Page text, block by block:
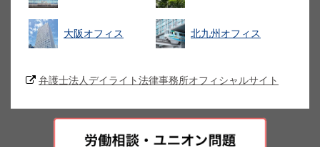
大阪オフィス 北九州オフィス
弁護士法人デイライト法律事務所オフィシャルサイト